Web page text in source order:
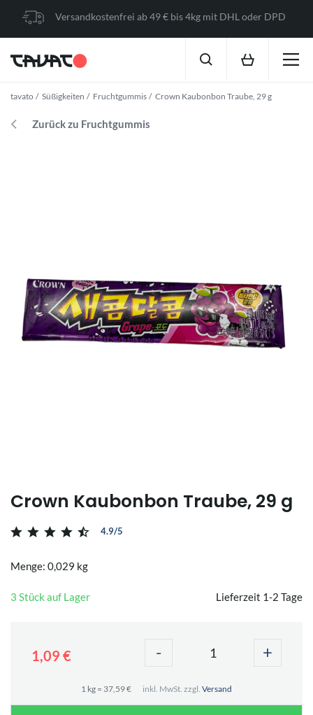
Versandkostenfrei ab 49 € bis 4kg mit DHL oder DPD
tavato Süßigkeiten Fruchtgummis Crown Kaubonbon Traube, 29 g
Zurück zu Fruchtgummis
Crown Kaubonbon Traube, 29 g
4.9/5
Menge: 0,029 kg
3 Stück auf Lager Lieferzeit 1-2 Tage
1,09 € - +
1 kg = 37,59 € inkl. MwSt. zzgl. Versand